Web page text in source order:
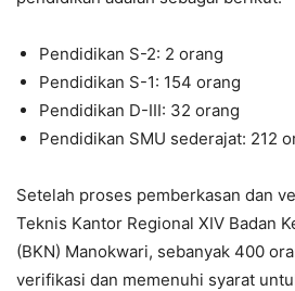
Pendidikan S-2: 2 orang
Pendidikan S-1: 154 orang
Pendidikan D-III: 32 orang
Pendidikan SMU sederajat: 212
Setelah proses pemberkasan dan
Teknis Kantor Regional XIV Badan
(BKN) Manokwari, sebanyak 400
verifikasi dan memenuhi syarat